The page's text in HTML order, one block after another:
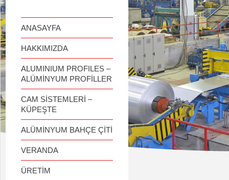
ANASAYFA
HAKKIMIZDA
ALUMINIUM PROFILES –
ALÜMİNYUM PROFİLLER
CAM SİSTEMLERİ –
KÜPEŞTE
ALÜMİNYUM BAHÇE ÇİTİ
VERANDA
ÜRETİM